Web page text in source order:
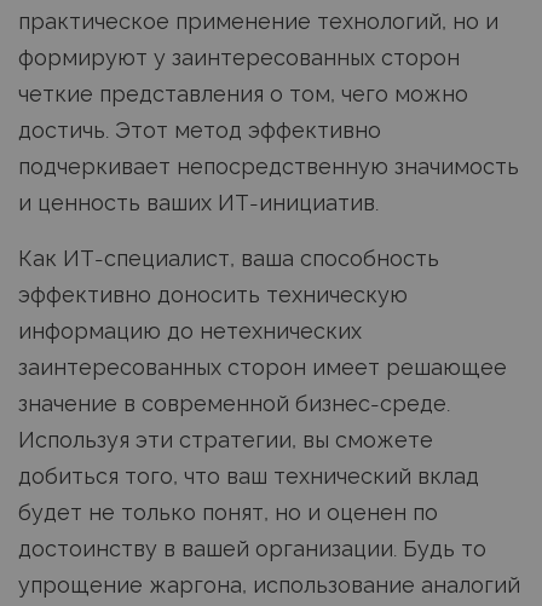
практическое применение технологий, но и
формируют у заинтересованных сторон
четкие представления о том, чего можно
достичь. Этот метод эффективно
подчеркивает непосредственную значимость
и ценность ваших ИТ-инициатив.
Как ИТ-специалист, ваша способность
эффективно доносить техническую
информацию до нетехнических
заинтересованных сторон имеет решающее
значение в современной бизнес-среде.
Используя эти стратегии, вы сможете
добиться того, что ваш технический вклад
будет не только понят, но и оценен по
достоинству в вашей организации. Будь то
упрощение жаргона, использование аналогий